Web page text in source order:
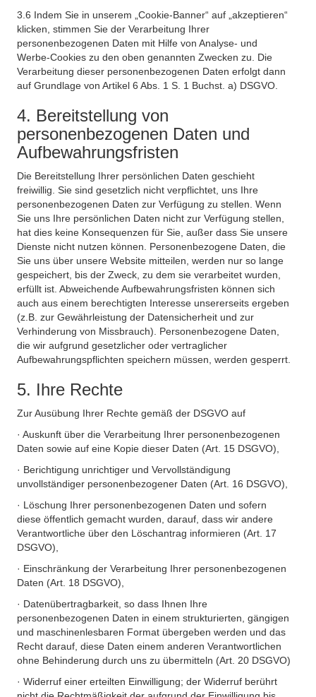
3.6 Indem Sie in unserem „Cookie-Banner“ auf „akzeptieren“
klicken, stimmen Sie der Verarbeitung Ihrer
personenbezogenen Daten mit Hilfe von Analyse- und
Werbe-Cookies zu den oben genannten Zwecken zu. Die
Verarbeitung dieser personenbezogenen Daten erfolgt dann
auf Grundlage von Artikel 6 Abs. 1 S. 1 Buchst. a) DSGVO.
4. Bereitstellung von
personenbezogenen Daten und
Aufbewahrungsfristen
Die Bereitstellung Ihrer persönlichen Daten geschieht
freiwillig. Sie sind gesetzlich nicht verpflichtet, uns Ihre
personenbezogenen Daten zur Verfügung zu stellen. Wenn
Sie uns Ihre persönlichen Daten nicht zur Verfügung stellen,
hat dies keine Konsequenzen für Sie, außer dass Sie unsere
Dienste nicht nutzen können. Personenbezogene Daten, die
Sie uns über unsere Website mitteilen, werden nur so lange
gespeichert, bis der Zweck, zu dem sie verarbeitet wurden,
erfüllt ist. Abweichende Aufbewahrungsfristen können sich
auch aus einem berechtigten Interesse unsererseits ergeben
(z.B. zur Gewährleistung der Datensicherheit und zur
Verhinderung von Missbrauch). Personenbezogene Daten,
die wir aufgrund gesetzlicher oder vertraglicher
Aufbewahrungspflichten speichern müssen, werden gesperrt.
5. Ihre Rechte
Zur Ausübung Ihrer Rechte gemäß der DSGVO auf
· Auskunft über die Verarbeitung Ihrer personenbezogenen
Daten sowie auf eine Kopie dieser Daten (Art. 15 DSGVO),
· Berichtigung unrichtiger und Vervollständigung
unvollständiger personenbezogener Daten (Art. 16 DSGVO),
· Löschung Ihrer personenbezogenen Daten und sofern
diese öffentlich gemacht wurden, darauf, dass wir andere
Verantwortliche über den Löschantrag informieren (Art. 17
DSGVO),
· Einschränkung der Verarbeitung Ihrer personenbezogenen
Daten (Art. 18 DSGVO),
· Datenübertragbarkeit, so dass Ihnen Ihre
personenbezogenen Daten in einem strukturierten, gängigen
und maschinenlesbaren Format übergeben werden und das
Recht darauf, diese Daten einem anderen Verantwortlichen
ohne Behinderung durch uns zu übermitteln (Art. 20 DSGVO)
· Widerruf einer erteilten Einwilligung; der Widerruf berührt